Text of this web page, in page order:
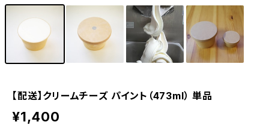
【配送】クリームチーズ パイント（473ml） 単品
¥1,400